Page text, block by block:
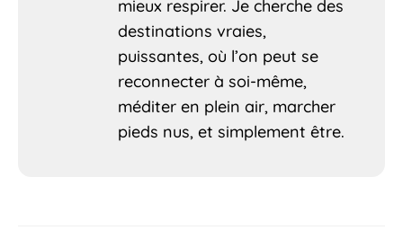
mieux respirer. Je cherche des
destinations vraies,
puissantes, où l’on peut se
reconnecter à soi-même,
méditer en plein air, marcher
pieds nus, et simplement être.